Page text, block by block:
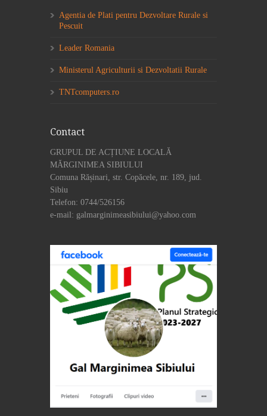
Agentia de Plati pentru Dezvoltare Rurale si
Pescuit
Leader Romania
Ministerul Agriculturii si Dezvoltatii Rurale
TNTcomputers.ro
Contact
GRUPUL DE ACȚIUNE LOCALĂ
MĂRGINIMEA SIBIULUI
Comuna Rășinari, str. Copăcele, nr. 189, jud.
Sibiu
Telefon: 0744/526156
e-mail: galmarginimeasibiului@yahoo.com